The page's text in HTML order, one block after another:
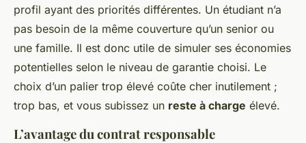
profil ayant des priorités différentes. Un étudiant n’a
pas besoin de la même couverture qu’un senior ou
une famille. Il est donc utile de simuler ses économies
potentielles selon le niveau de garantie choisi. Le
choix d’un palier trop élevé coûte cher inutilement ;
trop bas, et vous subissez un reste à charge élevé.
L’avantage du contrat responsable